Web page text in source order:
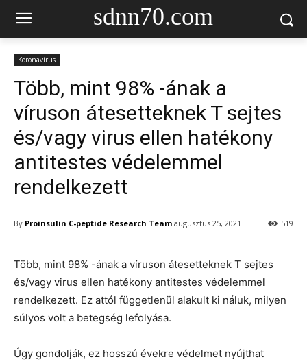
sdnn70.com
Koronavírus
Több, mint 98% -ának a
víruson átesetteknek T sejtes
és/vagy virus ellen hatékony
antitestes védelemmel
rendelkezett
By Proinsulin C-peptide Research Team augusztus 25, 2021 519
Több, mint 98% -ának a víruson átesetteknek T sejtes
és/vagy virus ellen hatékony antitestes védelemmel
rendelkezett. Ez attól függetlenül alakult ki náluk, milyen
súlyos volt a betegség lefolyása.
Úgy gondolják, ez hosszú évekre védelmet nyújthat